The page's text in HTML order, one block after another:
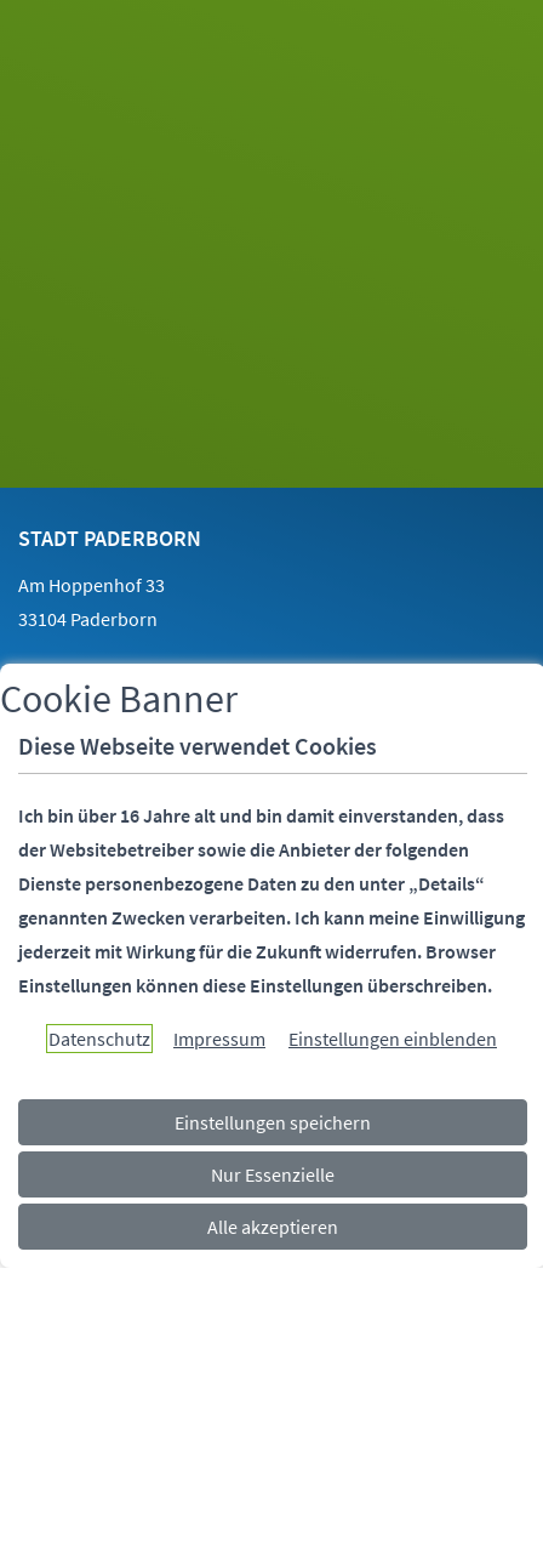
STADT PADERBORN
Am Hoppenhof 33
33104 Paderborn
Telefon:05251 88-0
Paderborn überzeugt.
Rechtliches
Navigationsmenü Impressum Datenschutz Barrierefreiheit
Cookie Banner
Diese Webseite verwendet Cookies
Ich bin über 16 Jahre alt und bin damit einverstanden, dass
der Websitebetreiber sowie die Anbieter der folgenden
Dienste personenbezogene Daten zu den unter „Details“
genannten Zwecken verarbeiten. Ich kann meine Einwilligung
jederzeit mit Wirkung für die Zukunft widerrufen. Browser
Einstellungen können diese Einstellungen überschreiben.
Datenschutz Impressum Einstellungen einblenden
Einstellungen speichern
Nur Essenzielle
Alle akzeptieren